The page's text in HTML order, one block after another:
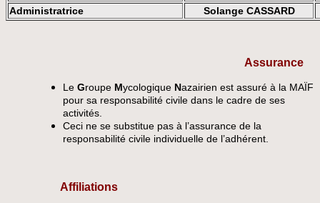
Administratrice
Solange CASSARD
Assurance
Le Groupe Mycologique Nazairien est assuré à la MAÏF
pour sa responsabilité civile dans le cadre de ses
activités.
Ceci ne se substitue pas à l’assurance de la
responsabilité civile individuelle de l’adhérent.
Affiliations